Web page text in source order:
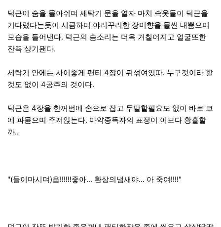
덕근이 숨을 몰아쉬며 세탁기 문을 열자 마치 속옷들이 덕근을
기다렸다는듯이 시큼하며 야리꾸리한 장미향을 물씬 내뿜으며
모습을 들어낸다. 덕근의 숨소리는 더욱 거칠어지고 얼굴또한
잔뜩 상기됀다.
세탁기 안에는 사이좋게 팬티 4장이 뒤섞여있따. 누구것이라 할
것도 없이 4공주의 것이다.
덕근은 4장을 한꺼번에 손으로 잡고 두말할필요도 없이 바로 코
에 파묻으며 주저앉는다. 마약중독자의 표정이 이보다 황홀할
까..
"(들이마시며)읍!!!!!!좋아... 환상의냄새야... 아 죽여!!!!"